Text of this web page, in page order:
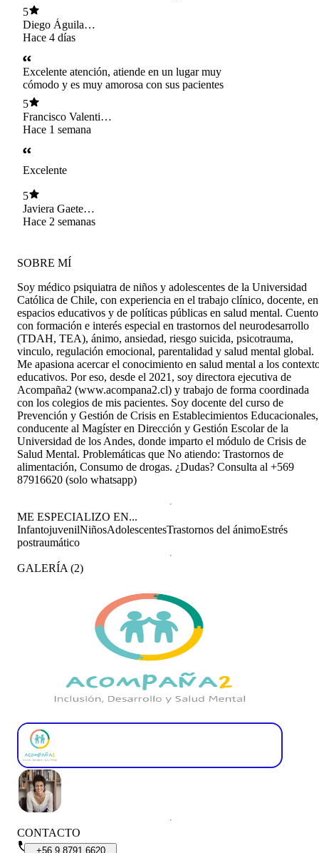
5
Diego Águila
Terrazas
Hace 4 días
Excelente atención, atiende en un lugar muy
cómodo y es muy amorosa con sus pacientes
5
Francisco Valentino
Rivas Delgado
Hace 1 semana
Excelente
5
Javiera Gaete
Hinojosa
Hace 2 semanas
SOBRE MÍ
Soy médico psiquiatra de niños y adolescentes de la Universidad
Católica de Chile, con experiencia en el trabajo clínico, docente, en
espacios educativos y de políticas públicas en salud mental. Cuento
con formación e interés especial en trastornos del neurodesarrollo
(TDAH, TEA), ánimo, ansiedad, riesgo suicida, psicotrauma,
vinculo, regulación emocional, parentalidad y salud mental global.
Me apasiona acercar el conocimiento en salud mental a los
educativos. Por eso, desde el 2021, soy directora ejecutiva de
Acompaña2 (www.acompana2.cl) y trabajo de forma coordinada
con los colegios de mis pacientes. Soy docente del curso de
Prevención y Gestión de Crisis en Establecimientos Educacionales,
conducente al Magíster en Dirección y Gestión Escolar de la
Universidad de los Andes, donde imparto el módulo de Crisis de
Salud Mental. Problemáticas que No atiendo: Trastornos de
alimentación, Consumo de drogas. ¿Dudas? Consulta al +569
87916620 (solo whatsapp)
ME ESPECIALIZO EN...
InfantojuvenilNiñosAdolescentesTrastornos del ánimoEstrés
postraumático
GALERÍA (2)
CONTACTO
+56 9 8791 6620